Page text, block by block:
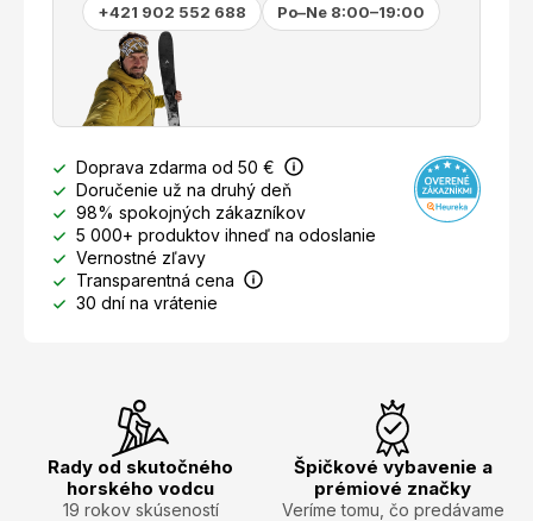
+421 902 552 688 Po–Ne 8:00–19:00
Doprava zdarma od 50 €
Doručenie už na druhý deň
98% spokojných zákazníkov
5 000+ produktov ihneď na odoslanie
Vernostné zľavy
Transparentná cena
30 dní na vrátenie
Rady od skutočného
horského vodcu
19 rokov skúseností
Špičkové vybavenie a
prémiové značky
Veríme tomu, čo predávame